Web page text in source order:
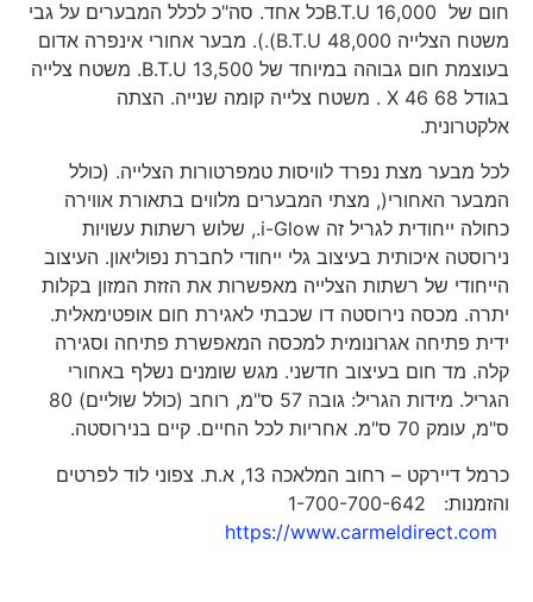
חום של 16,000 B.T.Uכל אחד. סה"כ לכלל המבערים על גבי
משטח הצלייה 48,000 B.T.U).). מבער אחורי אינפרה אדום
בעוצמת חום גבוהה במיוחד של 13,500 B.T.U. משטח צלייה
בגודל 68 X 46 . משטח צלייה קומה שנייה. הצתה
אלקטרונית.
לכל מבער מצת נפרד לוויסות טמפרטורות הצלייה. (כולל
המבער האחורי(, מצתי המבערים מלווים בתאורת אווירה
כחולה ייחודית לגריל זה i-Glow., שלוש רשתות עשויות
נירוסטה איכותית בעיצוב גלי ייחודי לחברת נפוליאון. העיצוב
הייחודי של רשתות הצלייה מאפשרות את הזזת המזון בקלות
יתרה. מכסה נירוסטה דו שכבתי לאגירת חום אופטימאלית.
ידית פתיחה אגרונומית למכסה המאפשרת פתיחה וסגירה
קלה. מד חום בעיצוב חדשני. מגש שומנים נשלף באחורי
הגריל. מידות הגריל: גובה 57 ס"מ, רוחב (כולל שוליים) 80
ס"מ, עומק 70 ס"מ. אחריות לכל החיים. קיים בנירוסטה.
כרמל דיירקט – רחוב המלאכה 13, א.ת. צפוני לוד לפרטים
והזמנות: 1-700-700-642
https://www.carmeldirect.com